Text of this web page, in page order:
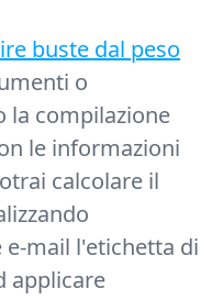
buste dal peso
o
la compilazione
le informazioni
calcolare il
mail l'etichetta di
applicare